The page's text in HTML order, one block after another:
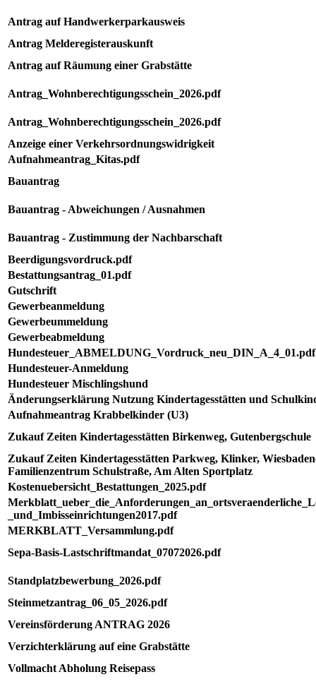
Antrag auf Handwerkerparkausweis
Antrag Melderegisterauskunft
Antrag auf Räumung einer Grabstätte
Antrag_Wohnberechtigungsschein_2026.pdf
Antrag_Wohnberechtigungsschein_2026.pdf
Anzeige einer Verkehrsordnungswidrigkeit
Aufnahmeantrag_Kitas.pdf
Bauantrag
Bauantrag - Abweichungen / Ausnahmen
Bauantrag - Zustimmung der Nachbarschaft
Beerdigungsvordruck.pdf
Bestattungsantrag_01.pdf
Gutschrift
Gewerbeanmeldung
Gewerbeummeldung
Gewerbeabmeldung
Hundesteuer_ABMELDUNG_Vordruck_neu_DIN_A_4_01.pdf
Hundesteuer-Anmeldung
Hundesteuer Mischlingshund
Änderungserklärung Nutzung Kindertagesstätten und
Aufnahmeantrag Krabbelkinder (U3)
Zukauf Zeiten Kindertagesstätten Birkenweg, Gutenbergschule
Zukauf Zeiten Kindertagesstätten Parkweg, Klinker,
Familienzentrum Schulstraße, Am Alten Sportplatz
Kostenuebersicht_Bestattungen_2025.pdf
_und_Imbisseinrichtungen2017.pdf
MERKBLATT_Versammlung.pdf
Sepa-Basis-Lastschriftmandat_07072026.pdf
Standplatzbewerbung_2026.pdf
Steinmetzantrag_06_05_2026.pdf
Vereinsförderung ANTRAG 2026
Verzichterklärung auf eine Grabstätte
Vollmacht Abholung Reisepass